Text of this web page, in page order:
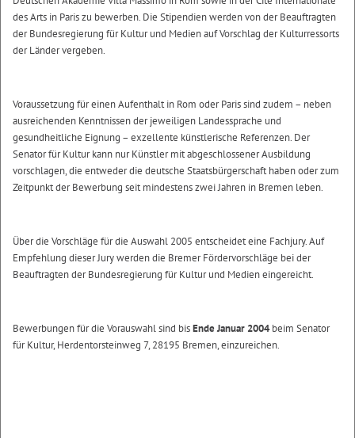
des Arts in Paris zu bewerben. Die Stipendien werden von der Beauftragten
der Bundesregierung für Kultur und Medien auf Vorschlag der Kulturressorts
der Länder vergeben.
Voraussetzung für einen Aufenthalt in Rom oder Paris sind zudem – neben
ausreichenden Kenntnissen der jeweiligen Landessprache und
gesundheitliche Eignung – exzellente künstlerische Referenzen. Der
Senator für Kultur kann nur Künstler mit abgeschlossener Ausbildung
vorschlagen, die entweder die deutsche Staatsbürgerschaft haben oder zum
Zeitpunkt der Bewerbung seit mindestens zwei Jahren in Bremen leben.
Über die Vorschläge für die Auswahl 2005 entscheidet eine Fachjury. Auf
Empfehlung dieser Jury werden die Bremer Fördervorschläge bei der
Beauftragten der Bundesregierung für Kultur und Medien eingereicht.
Bewerbungen für die Vorauswahl sind bisEnde Januar 2004beim Senator
für Kultur, Herdentorsteinweg 7, 28195 Bremen, einzureichen.